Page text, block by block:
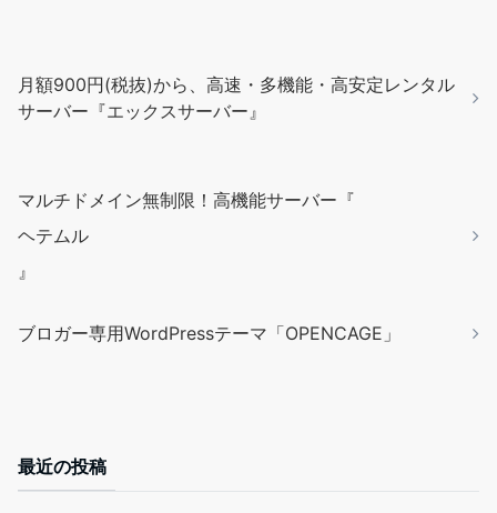
月額900円(税抜)から、高速・多機能・高安定レンタル
サーバー『エックスサーバー』
マルチドメイン無制限！高機能サーバー『
ヘテムル
』
ブロガー専用WordPressテーマ「OPENCAGE」
最近の投稿